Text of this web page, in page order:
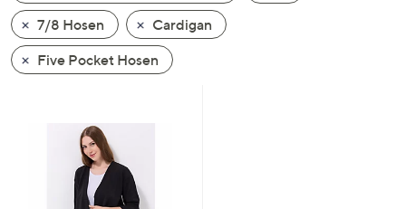
Sie
auf
Touch-
Geräten
7/8 Hosen
Cardigan
Five Pocket Hosen